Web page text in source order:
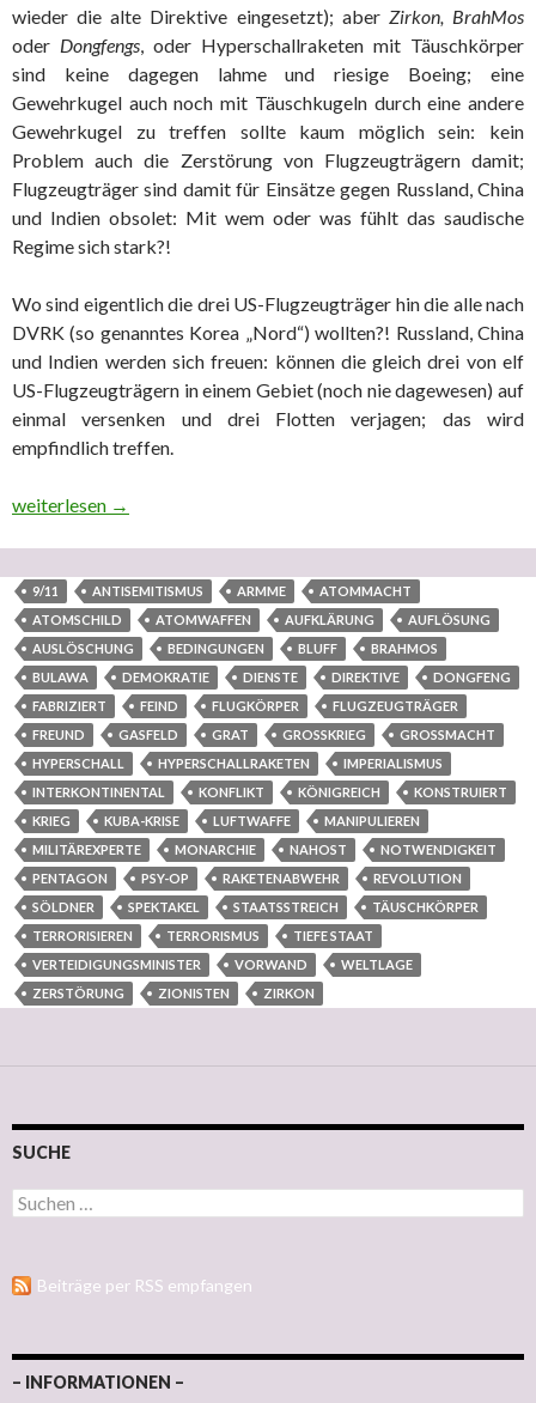
wieder die alte Direktive eingesetzt); aber Zirkon, BrahMos
oder Dongfengs, oder Hyperschallraketen mit Täuschkörper
sind keine dagegen lahme und riesige Boeing; eine
Gewehrkugel auch noch mit Täuschkugeln durch eine andere
Gewehrkugel zu treffen sollte kaum möglich sein: kein
Problem auch die Zerstörung von Flugzeugträgern damit;
Flugzeugträger sind damit für Einsätze gegen Russland, China
und Indien obsolet: Mit wem oder was fühlt das saudische
Regime sich stark?!
Wo sind eigentlich die drei US-Flugzeugträger hin die alle nach
DVRK (so genanntes Korea „Nord“) wollten?! Russland, China
und Indien werden sich freuen: können die gleich drei von elf
US-Flugzeugträgern in einem Gebiet (noch nie dagewesen) auf
einmal versenken und drei Flotten verjagen; das wird
empfindlich treffen.
Empfehlung: Unbedingt lesen! – ‚Saudischer Kinderprinz will
weiterlesen →
9/11 ANTISEMITISMUS ARMME
ATOMMACHT
ATOMSCHILD
ATOMWAFFEN AUFKLÄRUNG
AUFLÖSUNG
AUSLÖSCHUNG
BEDINGUNGEN BLUFF
BRAHMOS
BULAWA
DEMOKRATIE DIENSTE DIREKTIVE
DONGFENG
FABRIZIERT
FEIND FLUGKÖRPER
FLUGZEUGTRÄGER
FREUND
GASFELD GRAT GROSSKRIEG
GROSSMACHT
HYPERSCHALL
HYPERSCHALLRAKETEN
IMPERIALISMUS
INTERKONTINENTAL
KONFLIKT KÖNIGREICH
KONSTRUIERT
KRIEG
KUBA-KRISE LUFTWAFFE
MANIPULIEREN
MILITÄREXPERTE
MONARCHIE NAHOST
NOTWENDIGKEIT
PENTAGON
PSY-OP RAKETENABWEHR
REVOLUTION
SÖLDNER
SPEKTAKEL STAATSSTREICH
TÄUSCHKÖRPER
TERRORISIEREN
TERRORISMUS
TIEFE STAAT
VERTEIDIGUNGSMINISTER
VORWAND
WELTLAGE
ZERSTÖRUNG
ZIONISTEN ZIRKON
SUCHE
Suchen nach:
Beiträge per RSS empfangen
– INFORMATIONEN –